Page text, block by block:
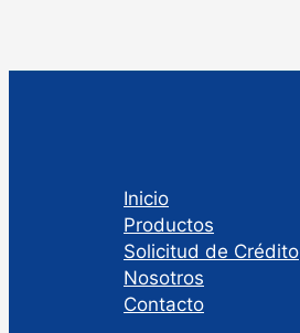
Inicio
Productos
Solicitud de Crédito
Nosotros
Contacto